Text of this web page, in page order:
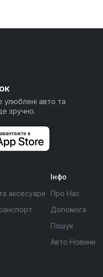
улюблені авто та
зручно.
аксесуари
Інфо
Про Нас
Допомога
Пошук
Авто Новини